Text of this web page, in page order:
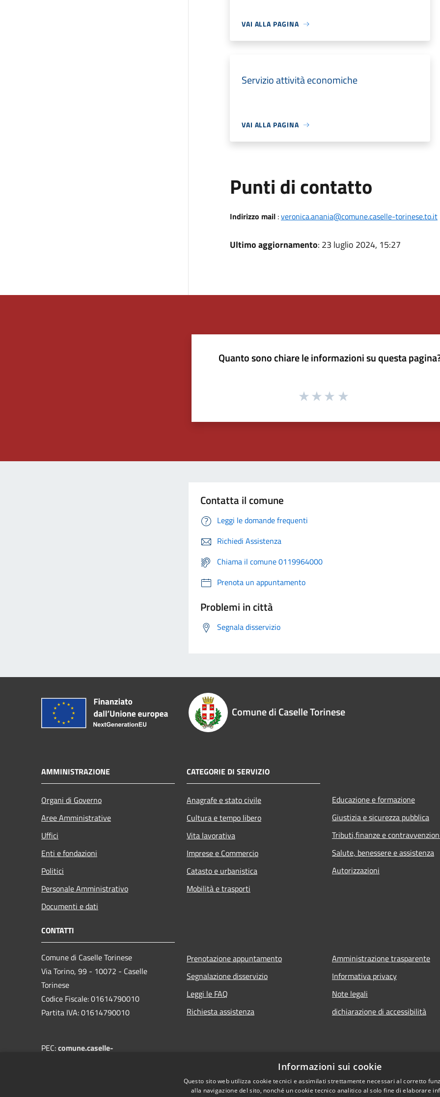
VAI ALLA PAGINA
Servizio attività economiche
VAI ALLA PAGINA
Punti di contatto
Indirizzo mail:veronica.anania@comune.caselle-torinese.to.it
Ultimo aggiornamento: 23 luglio 2024, 15:27
Quanto sono chiare le informazioni su questa
Contatta il comune
Leggi le domande frequenti
Richiedi Assistenza
Chiama il comune 0119964000
Prenota un appuntamento
Problemi in città
Segnala disservizio
Comune di Caselle Torinese
AMMINISTRAZIONE
Organi di Governo
Aree Amministrative
Uffici
Enti e fondazioni
Politici
Personale Amministrativo
Documenti e dati
CATEGORIE DI SERVIZIO
Anagrafe e stato civile
Cultura e tempo libero
Vita lavorativa
Imprese e Commercio
Catasto e urbanistica
Mobilità e trasporti
Educazione e formazione
Giustizia e sicurezza pubblica
Tributi,finanze e
Salute, benessere e assistenza
Autorizzazioni
CONTATTI
Comune di Caselle Torinese
Via Torino, 99 - 10072 - Caselle
Torinese
Codice Fiscale: 01614790010
Partita IVA: 01614790010
PEC:comune.caselle-
Prenotazione appuntamento
Segnalazione disservizio
Leggi le FAQ
Richiesta assistenza
Amministrazione trasparente
Informativa privacy
Note legali
dichiarazione di accessibilità
Informazioni sui cookie
Questo sito web utilizza cookie tecnici e assimilati strettamente necessari al corretto
alla navigazione del sito, nonché un cookie tecnico analitico al solo fine di elaborare